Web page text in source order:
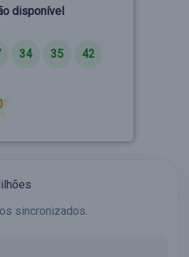
disponível
34 35 42
sincronizados.